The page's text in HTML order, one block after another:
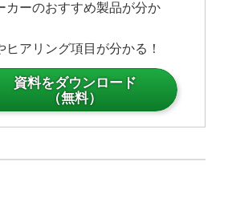
ます。これで準備は完了です。
てみたいと思います。
だいたように、最短10秒でコン
サイネージ機能のご紹介でし
カーのおすすめ製品が分か
ヒアリング項目が分かる！
資料をダウンロード
（無料）